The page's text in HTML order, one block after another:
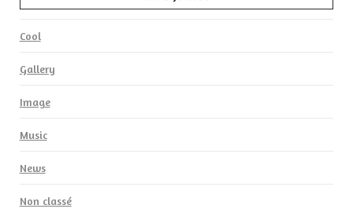
Cool
Gallery
Image
Music
News
Non classé